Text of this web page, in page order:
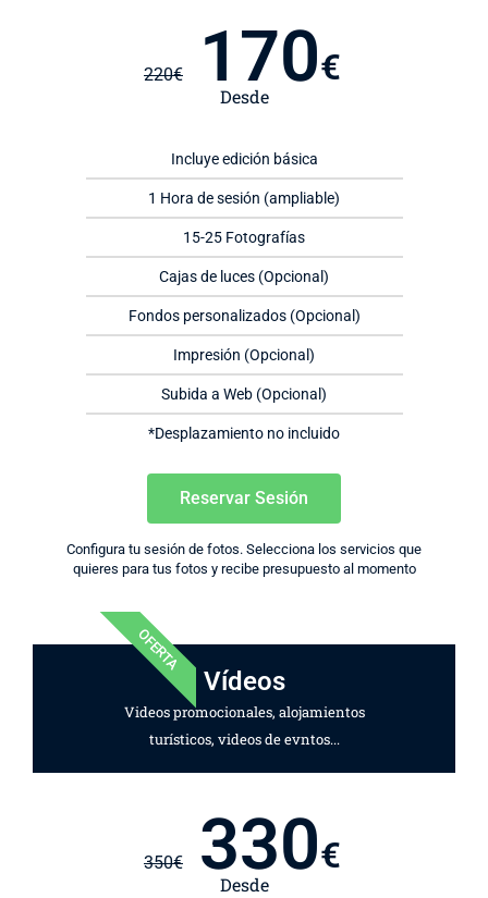
220€ 170€
Desde
Incluye edición básica
1 Hora de sesión (ampliable)
15-25 Fotografías
Cajas de luces (Opcional)
Fondos personalizados (Opcional)
Impresión (Opcional)
Subida a Web (Opcional)
*Desplazamiento no incluido
Reservar Sesión
Configura tu sesión de fotos. Selecciona los servicios que
quieres para tus fotos y recibe presupuesto al momento
OFERTA
Vídeos
Videos promocionales, alojamientos
turísticos, videos de evntos...
350€ 330€
Desde